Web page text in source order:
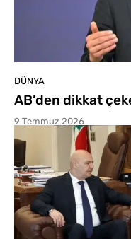
DÜNYA
AB’den dikkat
9 Temmuz 2026